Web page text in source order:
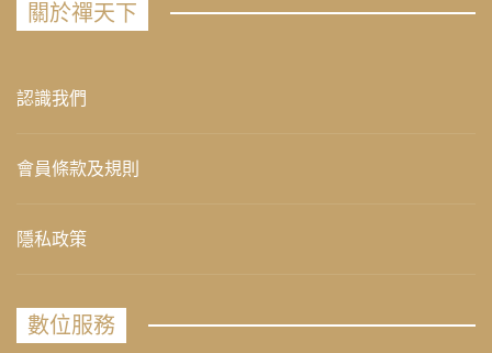
關於禪天下
認識我們
會員條款及規則
隱私政策
數位服務